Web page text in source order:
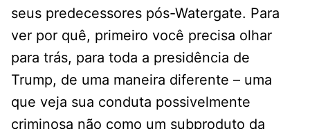
seus predecessores pós-Watergate. Para
ver por quê, primeiro você precisa olhar
para trás, para toda a presidência de
Trump, de uma maneira diferente – uma
que veja sua conduta possivelmente
criminosa não como um subproduto da